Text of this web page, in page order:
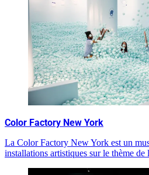
Color Factory New York
La Color Factory New York est un
installations artistiques sur le thème de